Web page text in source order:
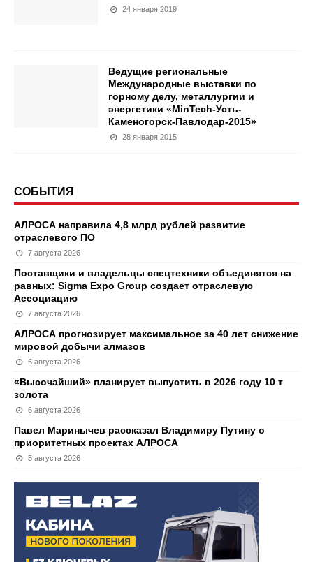
24 января 2019
Ведущие региональные
Международные выставки по
горному делу, металлургии и
энергетики «MinTech-Усть-
Каменогорск-Павлодар-2015»
28 января 2015
СОБЫТИЯ
АЛРОСА направила 4,8 млрд рублей развитие
отраслевого ПО
7 августа 2026
Поставщики и владельцы спецтехники объединятся на
равных: Sigma Expo Group создает отраслевую
Ассоциацию
7 августа 2026
АЛРОСА прогнозирует максимальное за 40 лет снижение
мировой добычи алмазов
6 августа 2026
«Высочайший» планирует выпустить в 2026 году 10 т
золота
6 августа 2026
Павел Маринычев рассказал Владимиру Путину о
приоритетных проектах АЛРОСА
5 августа 2026